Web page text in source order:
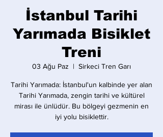
İstanbul Tarihi
Yarımada Bisiklet
Treni
03 Ağu Paz
  |
Sirkeci Tren Garı
Tarihi Yarımada: İstanbul'un kalbinde yer alan
Tarihi Yarımada, zengin tarihi ve kültürel
mirası ile ünlüdür. Bu bölgeyi gezmenin en
iyi yolu bisiklettir.